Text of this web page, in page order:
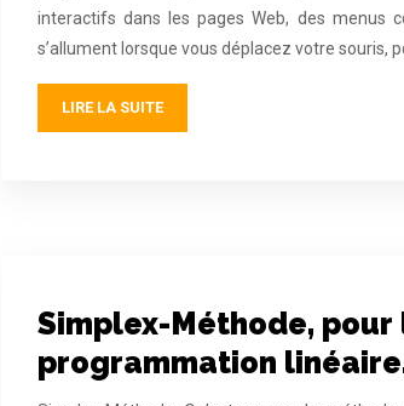
interactifs dans les pages Web, des menus
s’allument lorsque vous déplacez votre souris,
LIRE LA SUITE
Simplex-Méthode, pour
programmation